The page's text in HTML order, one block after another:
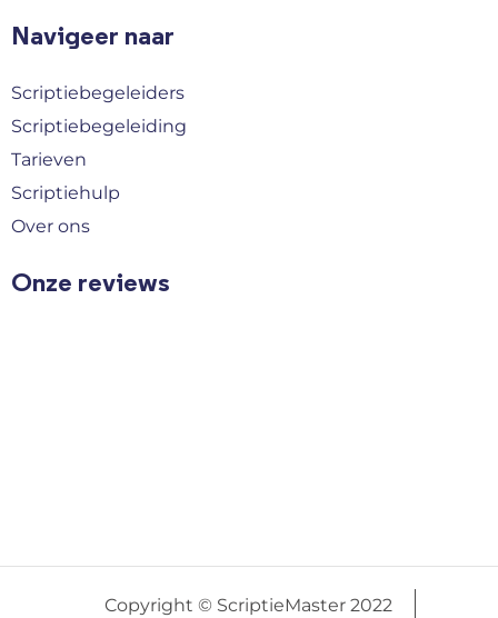
Navigeer naar
Scriptiebegeleiders
Scriptiebegeleiding
Tarieven
Scriptiehulp
Over ons
Onze reviews
Copyright © ScriptieMaster 2022